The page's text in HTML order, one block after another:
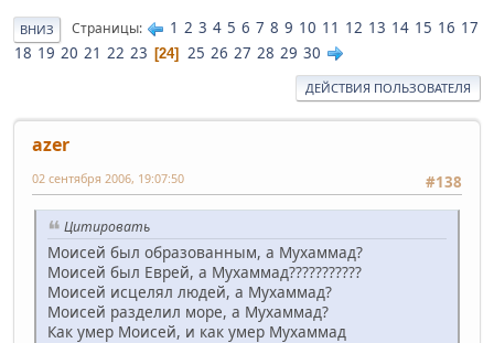
ВНИЗ Страницы 1 2 3 4 5 6 7 8 9 10 11 12 13 14 15 16 17
18 19 20 21 22 23 24 25 26 27 28 29 30
ДЕЙСТВИЯ ПОЛЬЗОВАТЕЛЯ
azer
#138
02 сентября 2006, 19:07:50
Цитировать
Моисей был образованным, а Мухаммад?
Моисей был Еврей, а Мухаммад???????????
Моисей исцелял людей, а Мухаммад?
Моисей разделил море, а Мухаммад?
Как умер Моисей, и как умер Мухаммад